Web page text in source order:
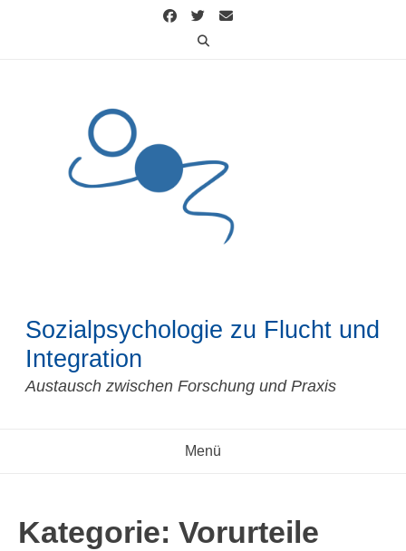
Sozialpsychologie zu Flucht und
Integration
Austausch zwischen Forschung und Praxis
Menü
Kategorie: Vorurteile